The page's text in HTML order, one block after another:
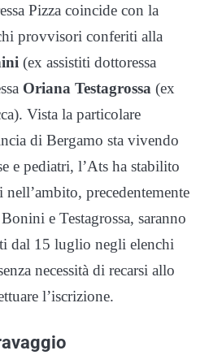
Pizza coincide con la
provvisori conferiti alla
(ex assistiti dottoressa
Oriana Testagrossa (ex
Vista la particolare
di Bergamo sta vivendo
e pediatri, l’Ats ha stabilito
precedentemente
e Testagrossa, saranno
dal 15 luglio negli elenchi
necessità di recarsi allo
l’iscrizione.